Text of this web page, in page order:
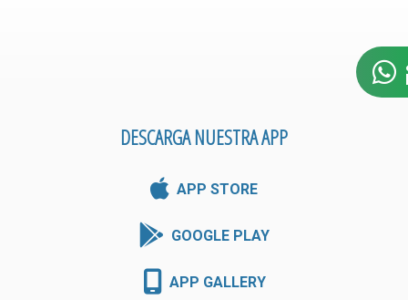
DESCARGA NUESTRA APP
APP STORE
GOOGLE PLAY
APP GALLERY